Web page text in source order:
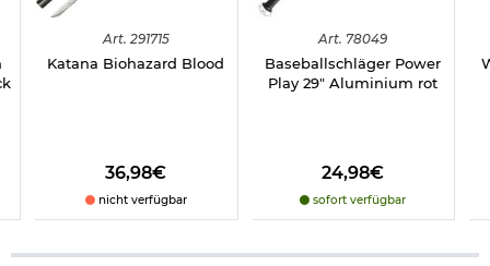
Art. 291715
Katana Biohazard Blood
36,98€
nicht verfügbar
Art. 78049
Baseballschläger Power
Play 29" Aluminium rot
24,98€
sofort verfügbar